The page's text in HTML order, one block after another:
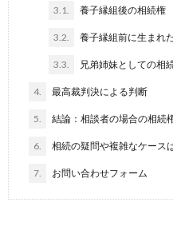
3.1. 養子縁組後の相続権
3.2. 養子縁組前に生まれ
3.3. 兄弟姉妹としての相
4. 最高裁判決による判断
5. 結論：相談者の場合の相続
6. 相続の疑問や複雑なケース
7. お問い合わせフォーム